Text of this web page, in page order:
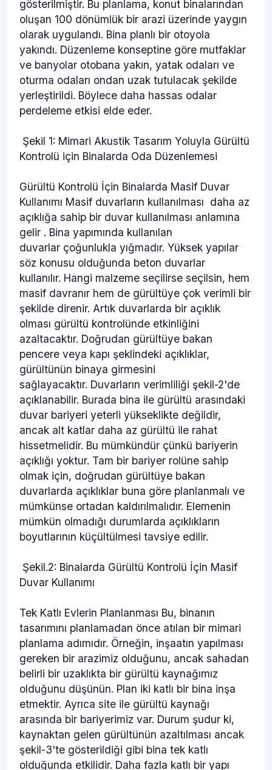
gösterilmiştir. Bu planlama, konut binalarından
oluşan 100 dönümlük bir arazi üzerinde yaygın
olarak uygulandı. Bina planlı bir otoyola
yakındı. Düzenleme konseptine göre mutfaklar
ve banyolar otobana yakın, yatak odaları ve
oturma odaları ondan uzak tutulacak şekilde
yerleştirildi. Böylece daha hassas odalar
perdeleme etkisi elde eder.
Şekil 1: Mimari Akustik Tasarım Yoluyla Gürültü
Kontrolü için Binalarda Oda Düzenlemesi
Gürültü Kontrolü İçin Binalarda Masif Duvar
Kullanımı Masif duvarların kullanılması daha az
açıklığa sahip bir duvar kullanılması anlamına
gelir . Bina yapımında kullanılan
duvarlar çoğunlukla yığmadır. Yüksek yapılar
söz konusu olduğunda beton duvarlar
kullanılır. Hangi malzeme seçilirse seçilsin, hem
masif davranır hem de gürültüye çok verimli bir
şekilde direnir. Artık duvarlarda bir açıklık
olması gürültü kontrolünde etkinliğini
azaltacaktır. Doğrudan gürültüye bakan
pencere veya kapı şeklindeki açıklıklar,
gürültünün binaya girmesini
sağlayacaktır. Duvarların verimliliği şekil-2'de
açıklanabilir. Burada bina ile gürültü arasındaki
duvar bariyeri yeterli yükseklikte değildir,
ancak alt katlar daha az gürültü ile rahat
hissetmelidir. Bu mümkündür çünkü bariyerin
açıklığı yoktur. Tam bir bariyer rolüne sahip
olmak için, doğrudan gürültüye bakan
duvarlarda açıklıklar buna göre planlanmalı ve
mümkünse ortadan kaldırılmalıdır. Elemenin
mümkün olmadığı durumlarda açıklıkların
boyutlarının küçültülmesi tavsiye edilir.
Şekil.2: Binalarda Gürültü Kontrolü İçin Masif
Duvar Kullanımı
Tek Katlı Evlerin Planlanması Bu, binanın
tasarımını planlamadan önce atılan bir mimari
planlama adımıdır. Örneğin, inşaatın yapılması
gereken bir arazimiz olduğunu, ancak sahadan
belirli bir uzaklıkta bir gürültü kaynağımız
olduğunu düşünün. Plan iki katlı bir bina inşa
etmektir. Ayrıca site ile gürültü kaynağı
arasında bir bariyerimiz var. Durum şudur ki,
kaynaktan gelen gürültünün azaltılması ancak
şekil-3'te gösterildiği gibi bina tek katlı
olduğunda etkilidir. Daha fazla katlı bir yapı